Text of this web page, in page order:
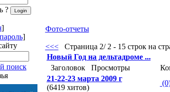
?
]
]
поиск
Фото-отчеты
<<<Страница 2/ 2 - 15 строк на
Новый Год на дельтадроме ...
Заголовок
Просмотры
21-22-23 марта 2009 г
(6419 хитов)